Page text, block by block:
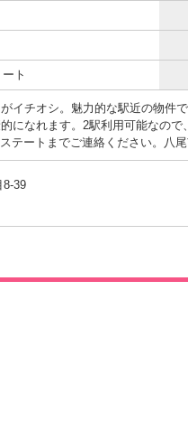
ト
がイチオシ。魅力的な駅近の物
になれます。2駅利用可能なの
テートまでご連絡ください。八
8-39